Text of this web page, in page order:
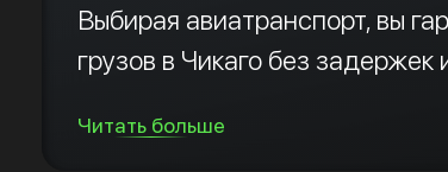
Выбирая авиатранспорт, вы
грузов в Чикаго без задержек
Читать больше